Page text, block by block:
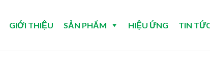
GIỚI THIỆU SẢN PHẨM HIỆU ỨNG TIN